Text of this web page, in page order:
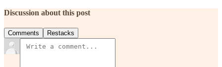
Discussion about this post
Comments Restacks